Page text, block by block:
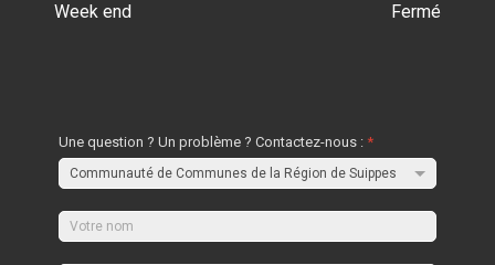
Week end
Fermé
Une question ? Un problème ? Contactez-nous :*